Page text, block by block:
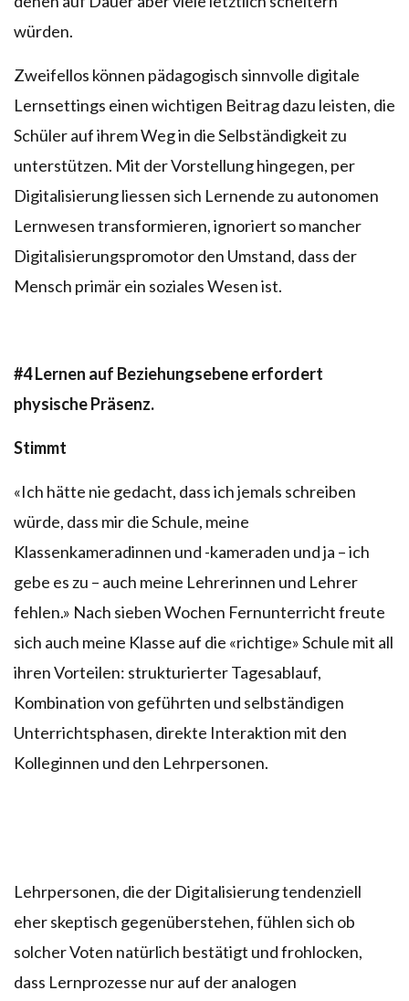
würden.
Zweifellos können pädagogisch sinnvolle digitale
Lernsettings einen wichtigen Beitrag dazu leisten, die
Schüler auf ihrem Weg in die Selbständigkeit zu
unterstützen. Mit der Vorstellung hingegen, per
Digitalisierung liessen sich Lernende zu autonomen
Lernwesen transformieren, ignoriert so mancher
Digitalisierungspromotor den Umstand, dass der
Mensch primär ein soziales Wesen ist.
#4Lernen auf Beziehungsebene erfordert
physische Präsenz.
Stimmt
«Ich hätte nie gedacht, dass ich jemals schreiben
würde, dass mir die Schule, meine
Klassenkameradinnen und -kameraden und ja – ich
gebe es zu – auch meine Lehrerinnen und Lehrer
fehlen.» Nach sieben Wochen Fernunterricht freute
sich auch meine Klasse auf die «richtige» Schule mit all
ihren Vorteilen: strukturierter Tagesablauf,
Kombination von geführten und selbständigen
Unterrichtsphasen, direkte Interaktion mit den
Kolleginnen und den Lehrpersonen.
Lehrpersonen, die der Digitalisierung tendenziell
eher skeptisch gegenüberstehen, fühlen sich ob
solcher Voten natürlich bestätigt und frohlocken,
dass Lernprozesse nur auf der analogen